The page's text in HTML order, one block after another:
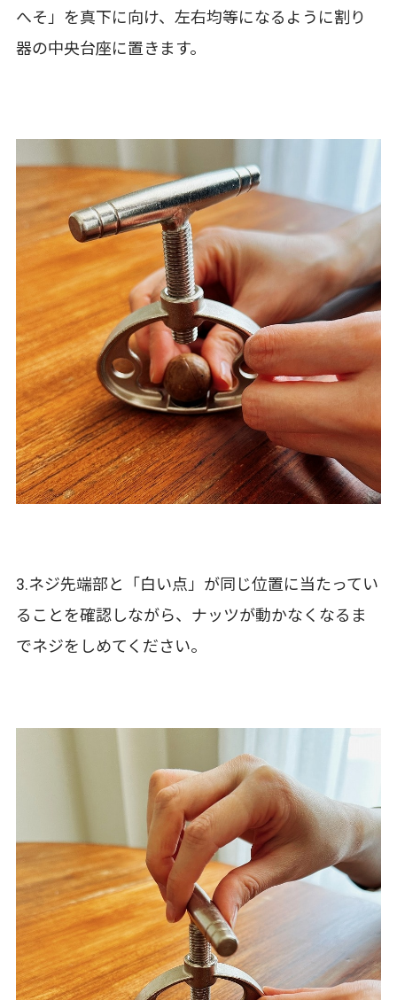
へそ」を真下に向け、左右均等になるように割り
器の中央台座に置きます。
3.ネジ先端部と「白い点」が同じ位置に当たってい
ることを確認しながら、ナッツが動かなくなるま
でネジをしめてください。